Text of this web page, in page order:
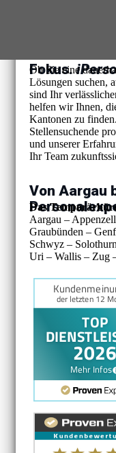
Fokus.
Ob Sie eine
Lösungen suchen,
sind Ihr
helfen wir Ihnen,
Kantonen zu
Stellensuchende
und unserer
Ihr Team
Von Aargau
Das
Aargau –
Graubünden –
Schwyz –
Uri – Wallis – Zug